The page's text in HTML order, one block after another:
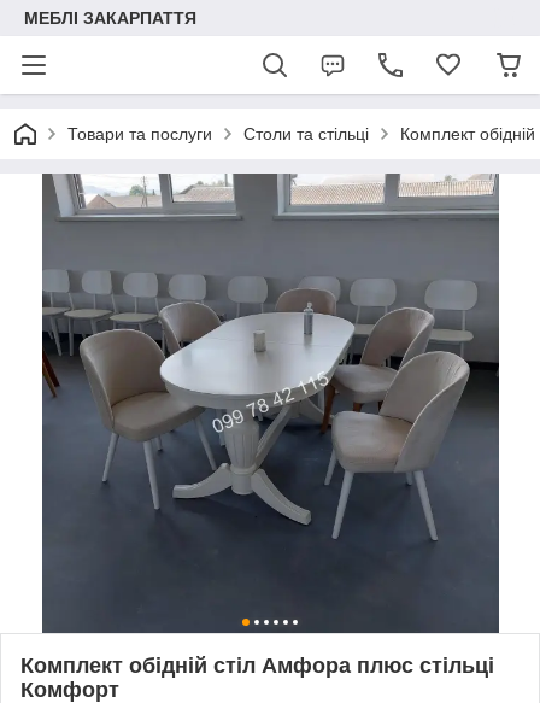
МЕБЛІ ЗАКАРПАТТЯ
Товари та послуги Столи та стільці Комплект
Комплект обідній стіл Амфора плюс стільці
Комфорт